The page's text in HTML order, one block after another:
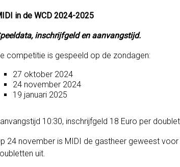
in de WCD 2024-2025
inschrijfgeld en aanvangstijd.
competitie is gespeeld op de zondagen:
27 oktober 2024
24 november 2024
19 januari 2025
10:30, inschrijfgeld 18 Euro per
24 november is MIDI de gastheer geweest
uit.